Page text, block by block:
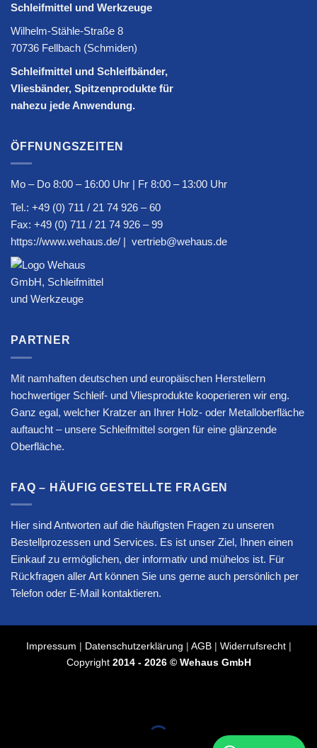
Schleifmittel und Werkzeuge
Wilhelm-Stähle-Straße 8
70736 Fellbach (Schmiden)
Schleifmittel und Schleifbänder,
Vliesbänder, Spitzenprodukte für
nahezu jede Anwendung.
ÖFFNUNGSZEITEN
Mo – Do 8:00 – 16:00 Uhr | Fr 8:00 – 13:00 Uhr
Tel.: +49 (0) 711 / 21 74 926 – 60
Fax: +49 (0) 711 / 21 74 926 – 99
https://www.wehaus.de/ | vertrieb@wehaus.de
PARTNER
Mit namhaften deutschen und europäischen Herstellern
hochwertiger Schleif- und Vliesprodukte kooperieren wir eng.
Ganz egal, welcher Kratzer an Ihrer Holz- oder Metalloberfläche
auftaucht – unsere Schleifmittel sorgen für eine glänzende
Oberfläche.
FAQ – HÄUFIG GESTELLTE FRAGEN
Hier sind Antworten auf die häufigsten Fragen zu unseren
Bestellprozessen und Services. Es ist unser Ziel, Ihnen einen
Einkauf zu ermöglichen, der informativ und mühelos ist. Für
Rückfragen aller Art können Sie uns gerne auch persönlich per
Telefon oder E-Mail kontaktieren.
Impressum | Datenschutzerklärung | AGB| Widerrufsrecht|
Copyright 2014 - 2026 © Wehaus GmbH